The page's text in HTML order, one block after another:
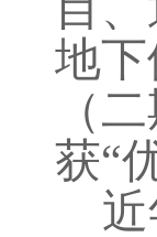
地
（
获“